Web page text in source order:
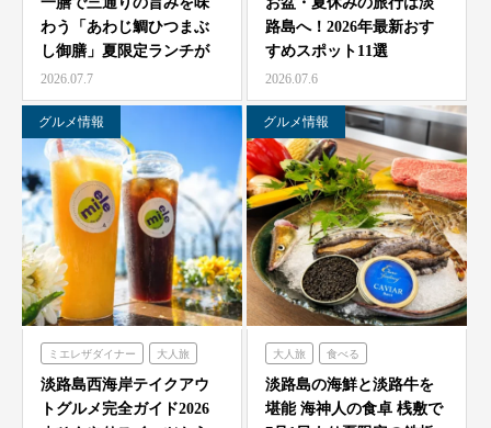
わう「あわじ鯛ひつまぶ
し御膳」夏限定ランチが
7/1より海神人の食卓 …
2026.07.7
グランシャリオ
農家レストラン「陽・燦燦」
シェフガーデン
ニジゲンノモリ
路島へ！2026年最新おす
すめスポット11選
2026.07.6
グルメ情報
ミエレザダイナー 大人旅
家族旅 食べる
ハローキティスマイル
淡路島西海岸テイクアウ
トグルメ完全ガイド2026
グルメ情報
大人旅 食べる
海神人の食卓
淡路島の海鮮と淡路牛を
堪能 海神人の食卓 桟敷で